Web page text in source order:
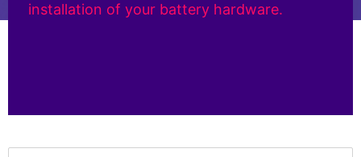
installation of your battery hardware.